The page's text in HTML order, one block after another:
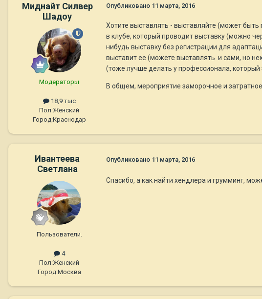
Миднайт Силвер
Шадоу
Модераторы
18,9 тыс
Пол:Женский
Город:Краснодар
Опубликовано 11 марта, 2016
Хотите выставлять - выставляйте (может быть
в клубе, который проводит выставку (можно
нибудь выставку без регистрации для
выставит её (можете выставлять и сами, но
(тоже лучше делать у профессионала,
В общем, мероприятие заморочное и затратное.
Ивантеева
Светлана
Пользователи.
4
Пол:Женский
Город:Москва
Опубликовано 11 марта, 2016
Спасибо, а как найти хендлера и грумминг,